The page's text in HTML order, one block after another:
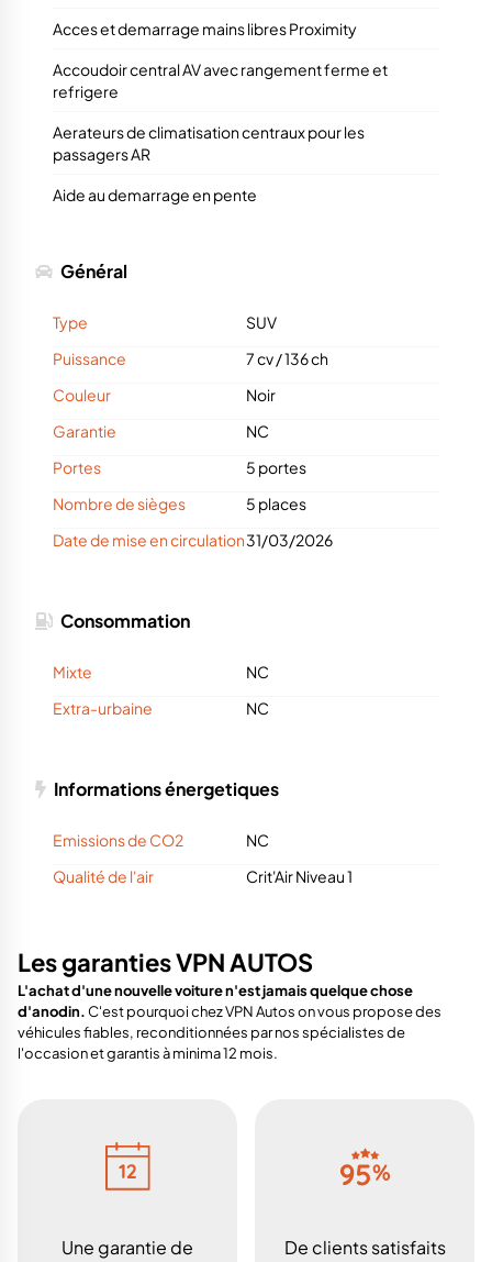
Acces et demarrage mains libres Proximity
Accoudoir central AV avec rangement ferme et
refrigere
Aerateurs de climatisation centraux pour les
passagers AR
Aide au demarrage en pente
Général
Type
SUV
Puissance
7 cv/136 ch
Couleur
Noir
Garantie
NC
Portes
5 portes
Nombre de sièges
5 places
Date de mise en circulation31/03/2026
Consommation
Mixte
NC
Extra-urbaine
NC
Informations énergetiques
Emissions de CO2
NC
Qualité de l'air
Crit'Air Niveau 1
Les garanties VPN AUTOS
L'achat d'une nouvelle voiture n'est jamais quelque chose
d'anodin.C'est pourquoi chez VPN Autos on vous propose des
véhicules fiables, reconditionnées par nos spécialistes de
l'occasion et garantis à minima 12 mois.
Une garantie de
De clients satisfaits